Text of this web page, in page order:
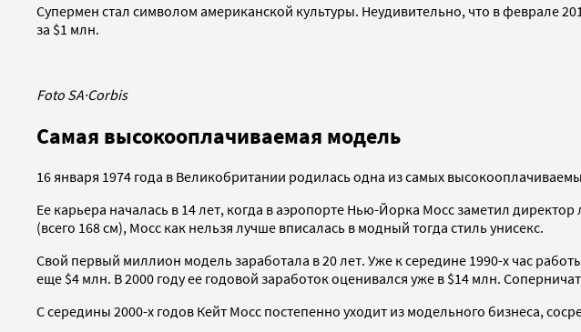
Супермен стал символом американской культуры. Неудивительно, что в феврале
за $1 млн.
Foto SA·Corbis
Самая высокооплачиваемая модель
16 января 1974 года в Великобритании родилась одна из самых
Ее карьера началась в 14 лет, когда в аэропорте Нью-Йорка Мосс заметил
(всего 168 см), Мосс как нельзя лучше вписалась в модный тогда стиль унисекс.
Свой первый миллион модель заработала в 20 лет. Уже к середине 1990-х час
еще $4 млн. В 2000 году ее годовой заработок оценивался уже в $14 млн.
С середины 2000-х годов Кейт Мосс постепенно уходит из модельного бизнеса,